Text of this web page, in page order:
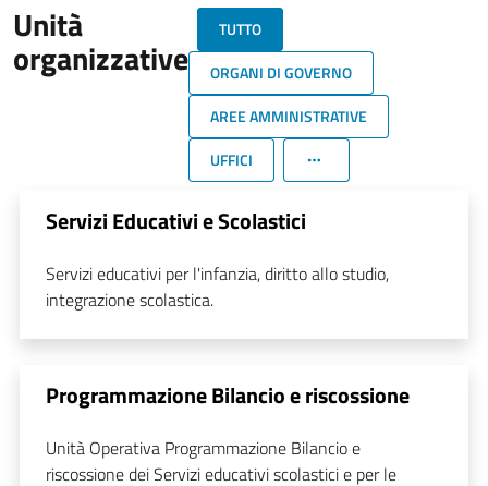
Unità
organizzative
TUTTO
ORGANI DI GOVERNO
AREE AMMINISTRATIVE
UFFICI
Servizi Educativi e Scolastici
Servizi educativi per l'infanzia, diritto allo studio,
integrazione scolastica.
Programmazione Bilancio e riscossione
Unità Operativa Programmazione Bilancio e
riscossione dei Servizi educativi scolastici e per le